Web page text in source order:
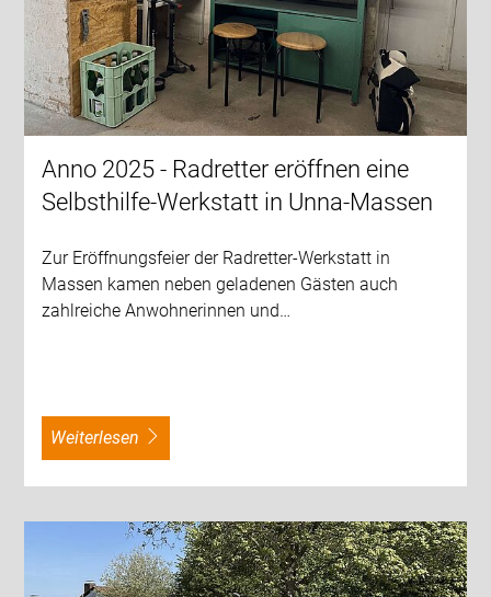
Anno 2025 - Radretter eröffnen eine
Selbsthilfe-Werkstatt in Unna-Massen
Zur Eröffnungsfeier der Radretter-Werkstatt in
Massen kamen neben geladenen Gästen auch
zahlreiche Anwohnerinnen und…
weiterlesen